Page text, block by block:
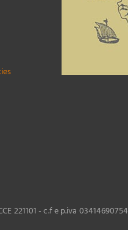
221101 - c.f e p.iva 03414690754